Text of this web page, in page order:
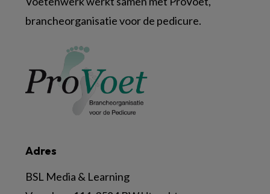
Adres
BSL Media & Learning
brancheorganisatie voor de pedicure.